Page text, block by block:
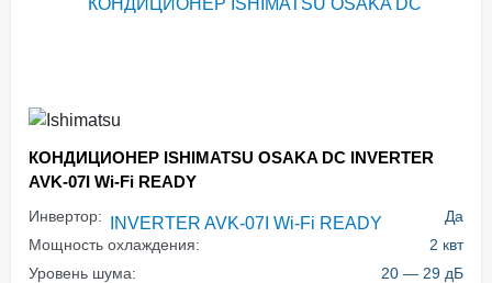
КОНДИЦИОНЕР ISHIMATSU OSAKA DC INVERTER
AVK-07I Wi-Fi READY
Инвертор:
Да
Мощность охлаждения:
2 квт
Уровень шума:
20 — 29 дБ